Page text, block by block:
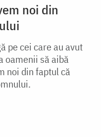
noi din
pe cei care au avut
oamenii să aibă
noi din faptul că